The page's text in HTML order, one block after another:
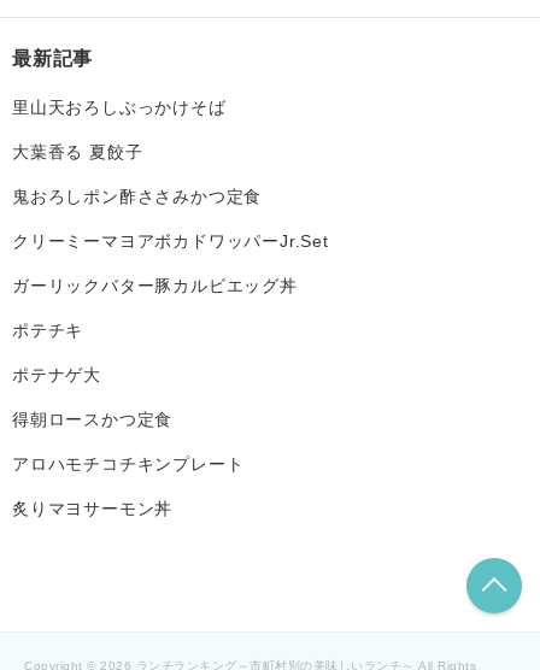
最新記事
里山天おろしぶっかけそば
大葉香る 夏餃子
鬼おろしポン酢ささみかつ定食
クリーミーマヨアボカドワッパーJr.Set
ガーリックバター豚カルビエッグ丼
ポテチキ
ポテナゲ大
得朝ロースかつ定食
アロハモチコチキンプレート
炙りマヨサーモン丼
Copyright © 2026 ランチランキング～市町村別の美味しいランチ～ All Rights